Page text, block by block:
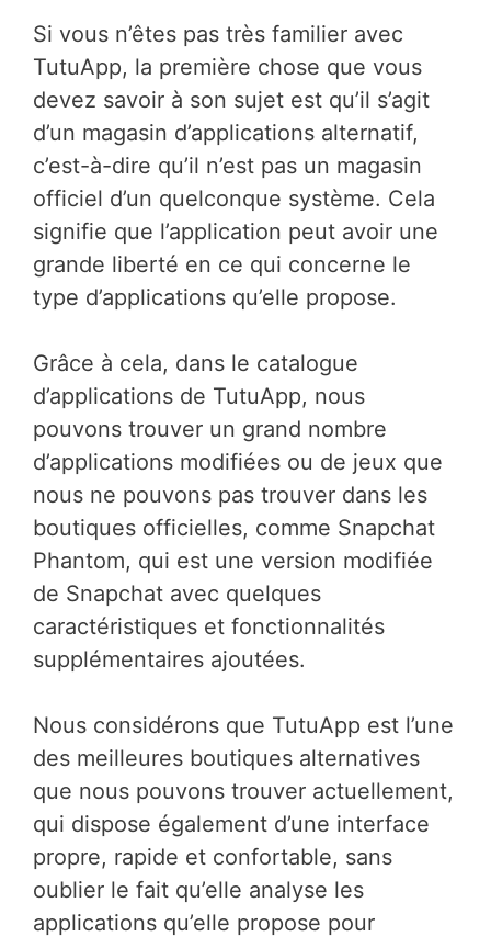
Si vous n’êtes pas très familier avec
TutuApp, la première chose que vous
devez savoir à son sujet est qu’il s’agit
d’un magasin d’applications alternatif,
c’est-à-dire qu’il n’est pas un magasin
officiel d’un quelconque système. Cela
signifie que l’application peut avoir une
grande liberté en ce qui concerne le
type d’applications qu’elle propose.
Grâce à cela, dans le catalogue
d’applications de TutuApp, nous
pouvons trouver un grand nombre
d’applications modifiées ou de jeux que
nous ne pouvons pas trouver dans les
boutiques officielles, comme Snapchat
Phantom, qui est une version modifiée
de Snapchat avec quelques
caractéristiques et fonctionnalités
supplémentaires ajoutées.
Nous considérons que TutuApp est l’une
des meilleures boutiques alternatives
que nous pouvons trouver actuellement,
qui dispose également d’une interface
propre, rapide et confortable, sans
oublier le fait qu’elle analyse les
applications qu’elle propose pour